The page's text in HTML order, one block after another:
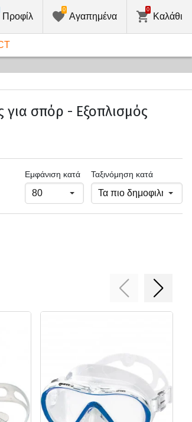
Προφίλ Αγαπημένα
0
Καλάθι
0
για σπόρ - Εξοπλισμός
Εμφάνιση κατά Ταξινόμηση κατά